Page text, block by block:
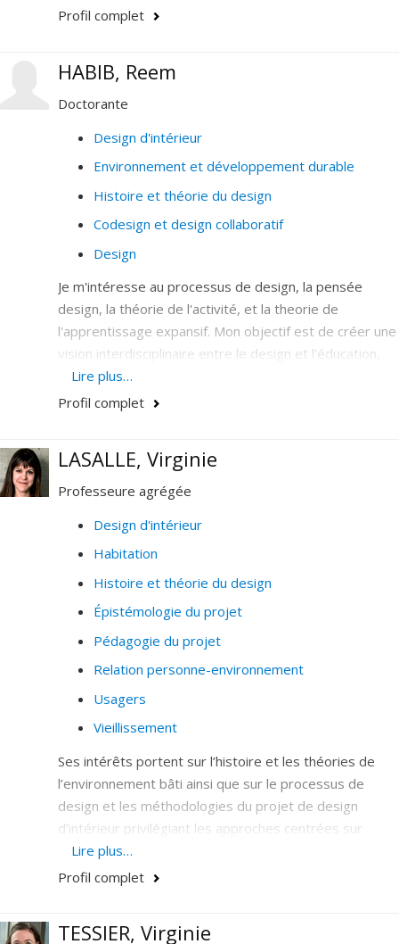
Profil complet
HABIB, Reem
Doctorante
Design d'intérieur
Environnement et développement durable
Histoire et théorie du design
Codesign et design collaboratif
Design
Je m'intéresse au processus de design, la pensée
design, la théorie de l'activité, et la theorie de
l'apprentissage expansif. Mon objectif est de créer une
vision interdisciplinaire entre le design et l'éducation,
afin de sensibiliser les plus jeunes aux enjeux socio-
écologiques.
Lire plus…
Profil complet
LASALLE, Virginie
Professeure agrégée
Design d'intérieur
Habitation
Histoire et théorie du design
Épistémologie du projet
Pédagogie du projet
Relation personne-environnement
Usagers
Vieillissement
Ses intérêts portent sur l’histoire et les théories de
l’environnement bâti ainsi que sur le processus de
design et les méthodologies du projet de design
d’intérieur privilégiant les approches centrées sur
l’occupant. Ses recherches abordent la question du
sens de l’environnement bâti dans une perspective
occupants vulnérables tels que les personnes âgées.
Lire plus…
Profil complet
TESSIER, Virginie